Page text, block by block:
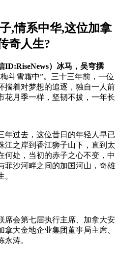
,情系中华,这位加拿
奇人生?
ID:RiseNews）冰马，吴穹撰
斗雪霜中”。三十三年前，一位
揣着对梦想的追逐，独自一人前
花月季一样，坚韧不拔，一年长
过去，这位昔日的年轻人早已
江之岸到香江狮子山下，直到太
何处，当初的赤子之心不变，中
菲沙河畔之间的加国河山，奇雄
会第七届执行主席、加拿大安
大金地企业集团董事局主席、
涛。